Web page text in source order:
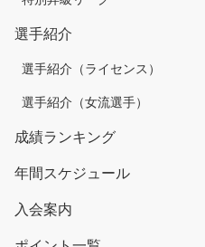
選手紹介
選手紹介（ライセンス）
選手紹介（女流選手）
成績ランキング
年間スケジュール
入会案内